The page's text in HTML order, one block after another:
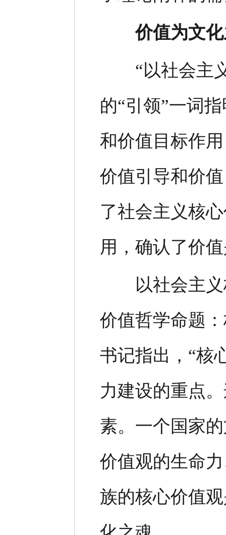
价值为文
“以社会主义
的“引领”一词
和价值目标作
价值引导和价
了社会主义核
用，确认了价
以社会主义
价值哲学命题
书记指出，“核
力建设的重点
素。一个国家
价值观的生命
族的核心价值